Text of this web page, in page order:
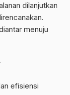
dilanjutkan
menuju
efisiensi